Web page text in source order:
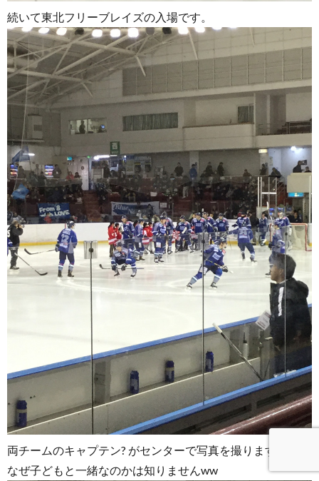
続いて東北フリーブレイズの入場です。
両チームのキャプテン? がセンターで写真を撮ります。
なぜ子どもと一緒なのかは知りませんww